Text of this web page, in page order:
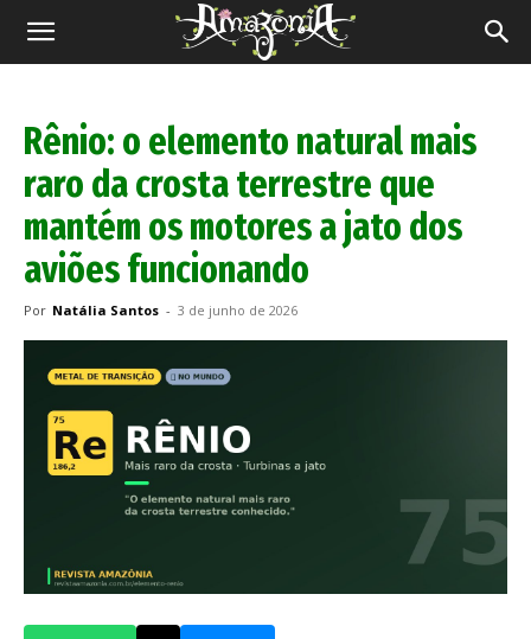
Revista
Rênio: o elemento natural mais
raro da crosta terrestre que
mantém os motores a jato dos
aviões funcionando
Por Natália Santos - 3 de junho de 2026